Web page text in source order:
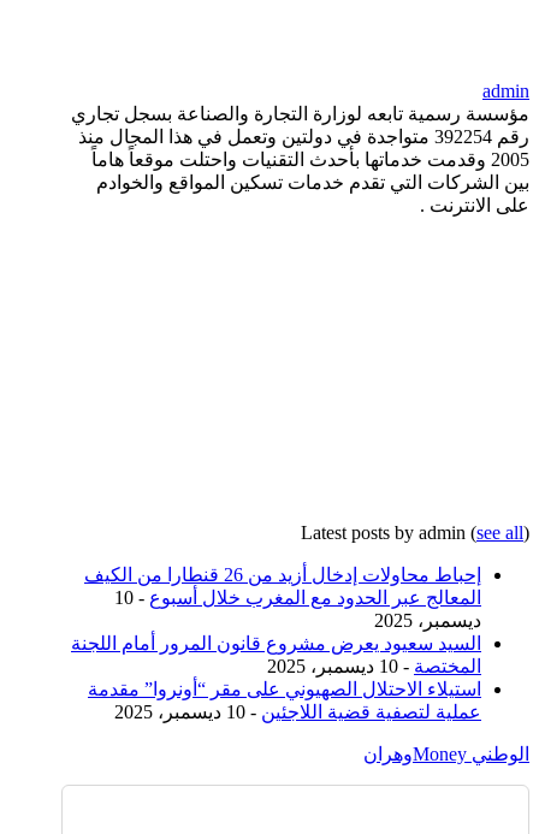
admin
مؤسسة رسمية تابعه لوزارة التجارة والصناعة بسجل تجاري
رقم 392254 متواجدة في دولتين وتعمل في هذا المجال منذ
2005 وقدمت خدماتها بأحدث التقنيات واحتلت موقعاً هاماً
بين الشركات التي تقدم خدمات تسكين المواقع والخوادم
على الانترنت .
Latest posts by admin (see all)
إحباط محاولات إدخال أزيد من 26 قنطارا من الكيف
المعالج عبر الحدود مع المغرب خلال أسبوع
- 10
ديسمبر، 2025
السيد سعيود يعرض مشروع قانون المرور أمام اللجنة
المختصة - 10 ديسمبر، 2025
استيلاء الاحتلال الصهيوني على مقر “أونروا” مقدمة
عملية لتصفية قضية اللاجئين - 10 ديسمبر، 2025
الوطني Money وهران